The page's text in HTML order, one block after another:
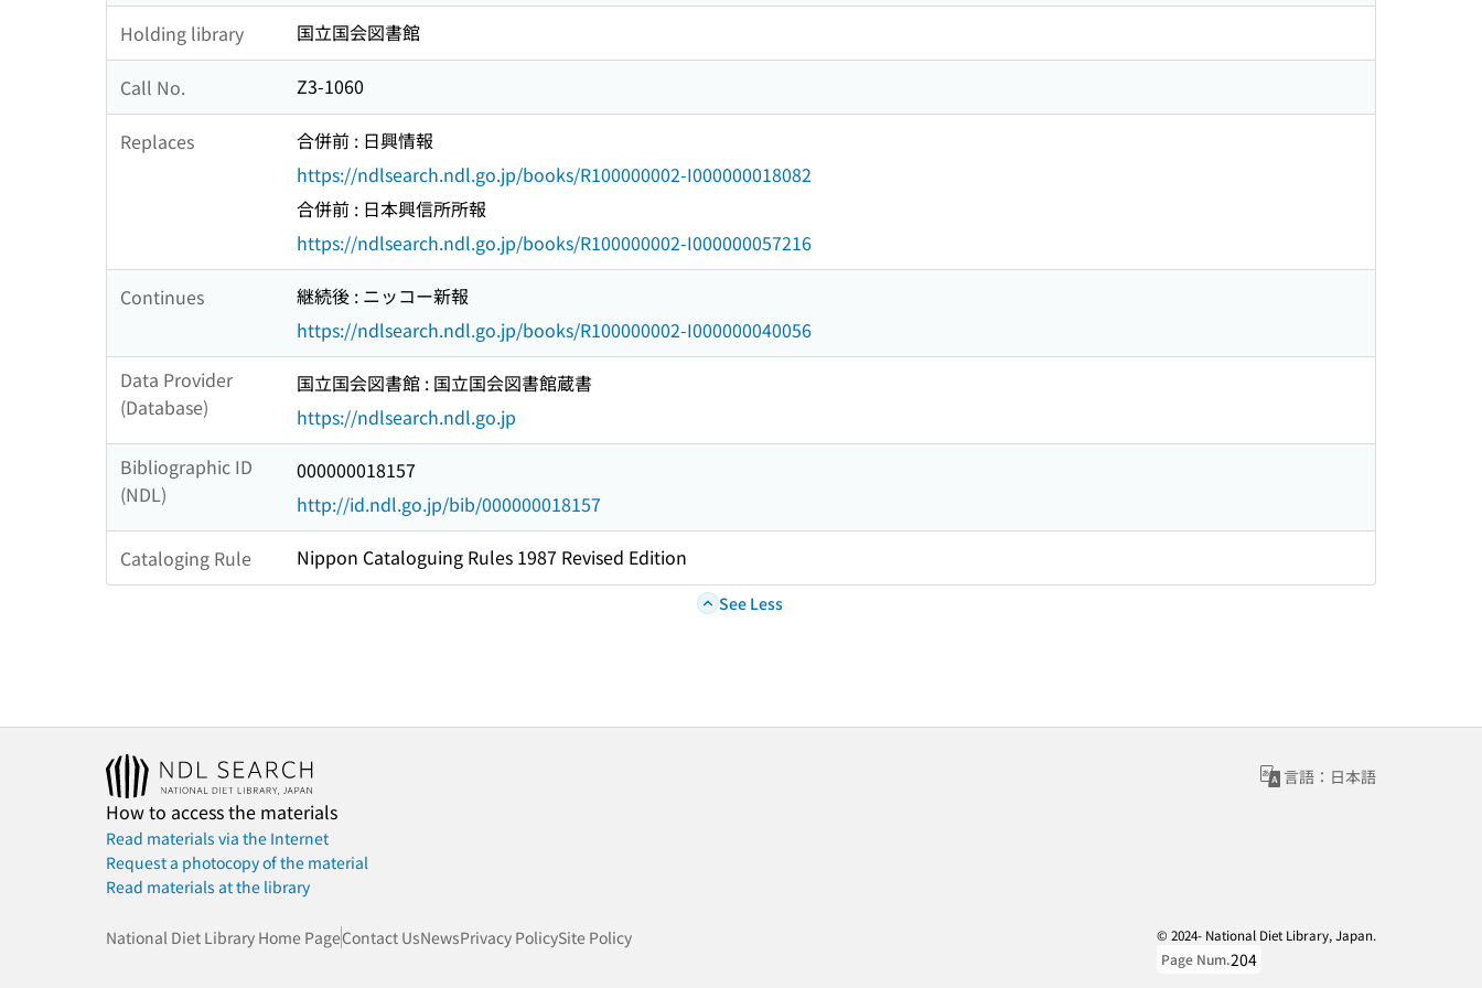
Holding library 国立国会図書館
Call No. Z3-1060
Replaces
合併前 : 日興情報
https://ndlsearch.ndl.go.jp/books/R100000002-I000000018082
合併前 : 日本興信所所報
https://ndlsearch.ndl.go.jp/books/R100000002-I000000057216
Continues
継続後 : ニッコー新報
https://ndlsearch.ndl.go.jp/books/R100000002-I000000040056
Data Provider
(Database)
国立国会図書館 : 国立国会図書館蔵書
https://ndlsearch.ndl.go.jp
Bibliographic ID
(NDL)
000000018157
http://id.ndl.go.jp/bib/000000018157
Cataloging Rule Nippon Cataloguing Rules 1987 Revised Edition
See Less
言語：日本語
How to access the materials
Read materials via the Internet
Request a photocopy of the material
Read materials at the library
National Diet Library Home PageContact UsNewsPrivacy PolicySite Policy
© 2024- National Diet Library, Japan.
Page Num.204